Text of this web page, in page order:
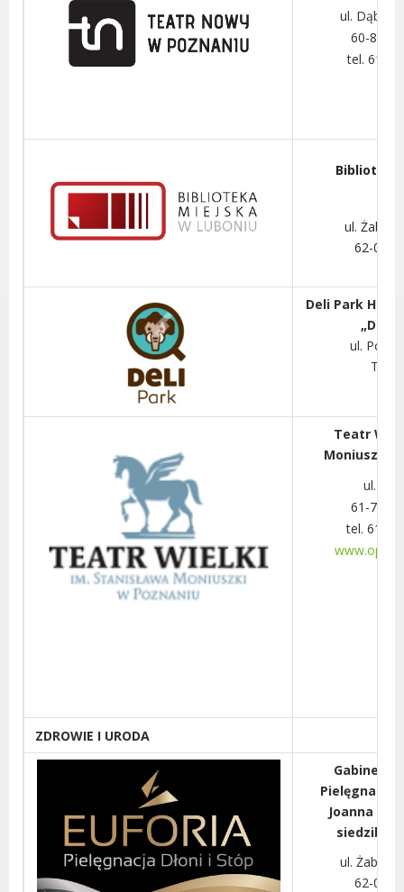
ul.
60-838
tel. 61
ul.
62-030
Deli Park
ul.
Teatr
Moniuszki
ul.
61-701
tel. 61-
ZDROWIE I URODA
Gabinet
Pielęgnacja
Joanna
siedzibą
ul.
62-030